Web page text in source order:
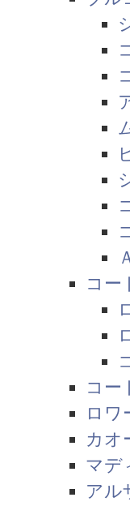
コー
コー
ロワ
カオ
マデ
アル